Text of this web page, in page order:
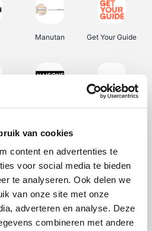
van cookies
content en advertenties te
voor social media te bieden
te analyseren. Ook delen we
van onze site met onze
adverteren en analyse. Deze
combineren met andere
Manutan Get Your Guide